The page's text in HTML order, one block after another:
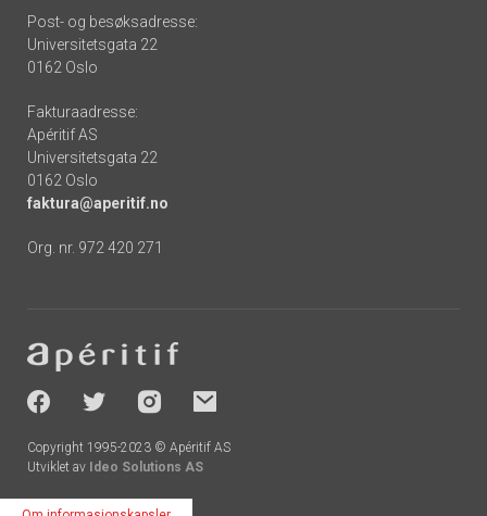
Post- og besøksadresse:
Universitetsgata 22
0162 Oslo
Fakturaadresse:
Apéritif AS
Universitetsgata 22
0162 Oslo
faktura@aperitif.no
Org. nr. 972 420 271
-
socials
Copyright 1995-2023 © Apéritif AS
Utviklet av Ideo Solutions AS